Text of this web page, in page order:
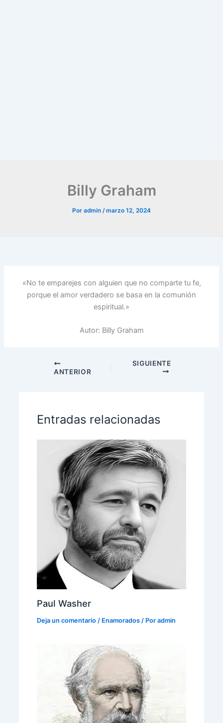
Billy Graham
Por admin /marzo 12, 2024
«No te emparejes con alguien que no comparte tu fe,
porque el amor verdadero se basa en la comunión
espiritual.»
Autor: Billy Graham
ANTERIOR
SIGUIENTE
Entradas relacionadas
Paul Washer
Deja un comentario / Enamorados / Por admin